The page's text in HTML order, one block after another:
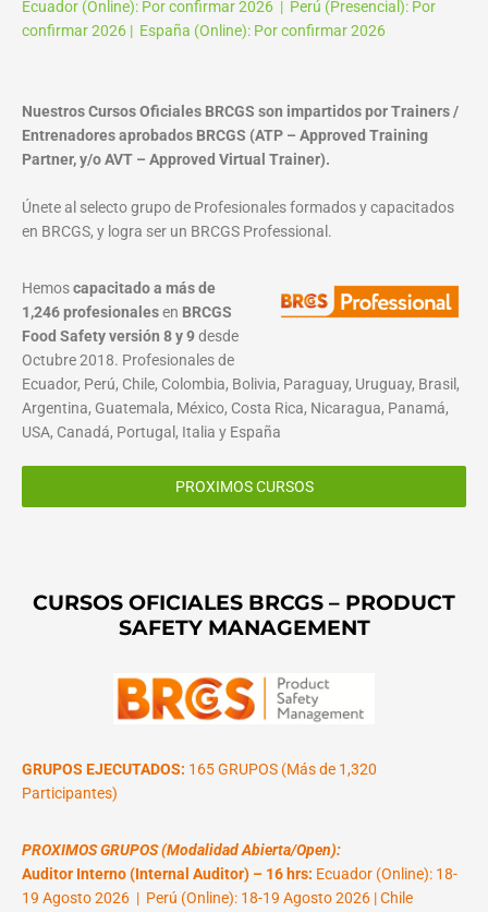
Ecuador (Online): Por confirmar 2026 | Perú (Presencial): Por
confirmar 2026 | España (Online): Por confirmar 2026
Nuestros Cursos Oficiales BRCGS son impartidos por Trainers /
Entrenadores aprobados BRCGS (ATP – Approved Training
Partner, y/o AVT – Approved Virtual Trainer).
Únete al selecto grupo de Profesionales formados y capacitados
en BRCGS, y logra ser un BRCGS Professional.
Hemoscapacitado a más de
1,246 profesionalesen BRCGS
Food Safety versión 8 y 9desde
Octubre 2018. Profesionales de
Ecuador, Perú, Chile, Colombia, Bolivia, Paraguay, Uruguay, Brasil,
Argentina, Guatemala, México, Costa Rica, Nicaragua, Panamá,
USA, Canadá, Portugal, Italia y España
PROXIMOS CURSOS
CURSOS OFICIALES BRCGS – PRODUCT
SAFETY MANAGEMENT
GRUPOS EJECUTADOS: 165 GRUPOS (Más de 1,320
Participantes)
PROXIMOS GRUPOS (Modalidad Abierta/Open):
Auditor Interno (Internal Auditor) – 16 hrs: Ecuador (Online): 18-
19 Agosto 2026 | Perú (Online): 18-19 Agosto 2026 | Chile